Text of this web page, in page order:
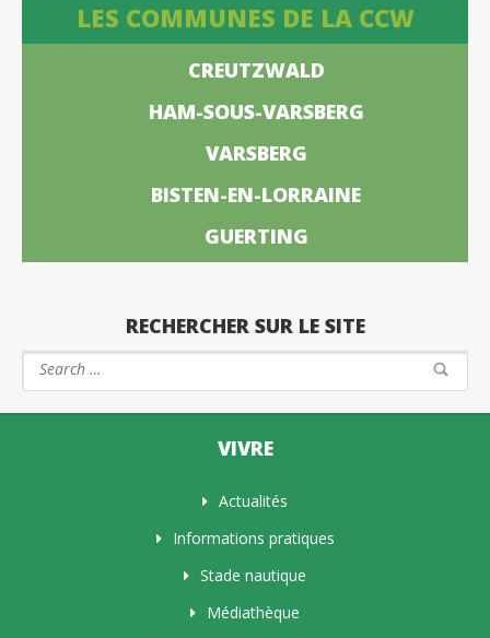
LES COMMUNES DE LA CCW
CREUTZWALD
HAM-SOUS-VARSBERG
VARSBERG
BISTEN-EN-LORRAINE
GUERTING
RECHERCHER SUR LE SITE
VIVRE
Actualités
Informations pratiques
Stade nautique
Médiathèque